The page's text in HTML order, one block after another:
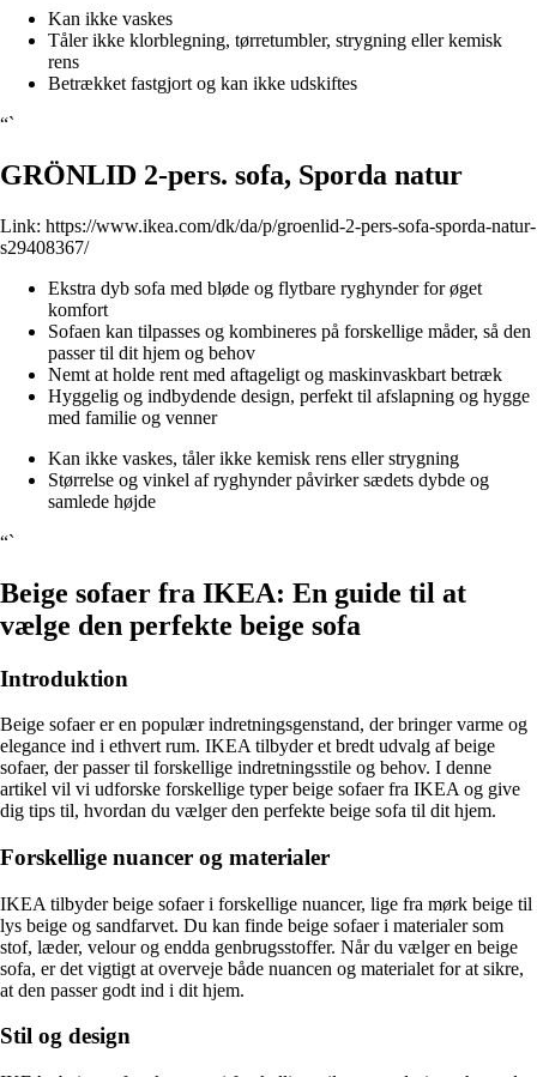
Kan ikke vaskes
Tåler ikke klorblegning, tørretumbler, strygning eller kemisk
rens
Betrækket fastgjort og kan ikke udskiftes
“`
GRÖNLID 2-pers. sofa, Sporda natur
Link: https://www.ikea.com/dk/da/p/groenlid-2-pers-sofa-sporda-natur-
s29408367/
Ekstra dyb sofa med bløde og flytbare ryghynder for øget
komfort
Sofaen kan tilpasses og kombineres på forskellige måder, så den
passer til dit hjem og behov
Nemt at holde rent med aftageligt og maskinvaskbart betræk
Hyggelig og indbydende design, perfekt til afslapning og hygge
med familie og venner
Kan ikke vaskes, tåler ikke kemisk rens eller strygning
Størrelse og vinkel af ryghynder påvirker sædets dybde og
samlede højde
“`
Beige sofaer fra IKEA: En guide til at
vælge den perfekte beige sofa
Introduktion
Beige sofaer er en populær indretningsgenstand, der bringer varme og
elegance ind i ethvert rum. IKEA tilbyder et bredt udvalg af beige
sofaer, der passer til forskellige indretningsstile og behov. I denne
artikel vil vi udforske forskellige typer beige sofaer fra IKEA og give
dig tips til, hvordan du vælger den perfekte beige sofa til dit hjem.
Forskellige nuancer og materialer
IKEA tilbyder beige sofaer i forskellige nuancer, lige fra mørk beige til
lys beige og sandfarvet. Du kan finde beige sofaer i materialer som
stof, læder, velour og endda genbrugsstoffer. Når du vælger en beige
sofa, er det vigtigt at overveje både nuancen og materialet for at sikre,
at den passer godt ind i dit hjem.
Stil og design